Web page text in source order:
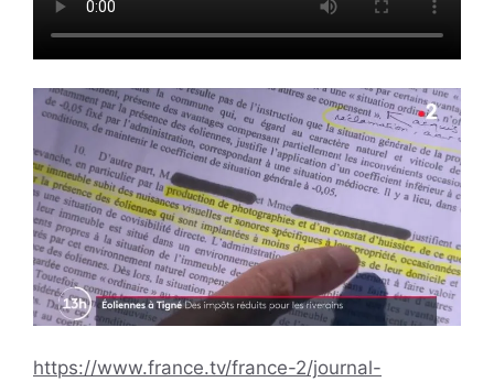
https://www.france.tv/france-2/journal-